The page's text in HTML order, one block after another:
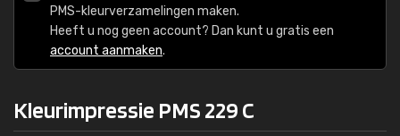
PMS-kleurverzamelingen maken.
Heeft u nog geen account? Dan kunt u gratis een
account aanmaken.
Kleurimpressie PMS 229 C